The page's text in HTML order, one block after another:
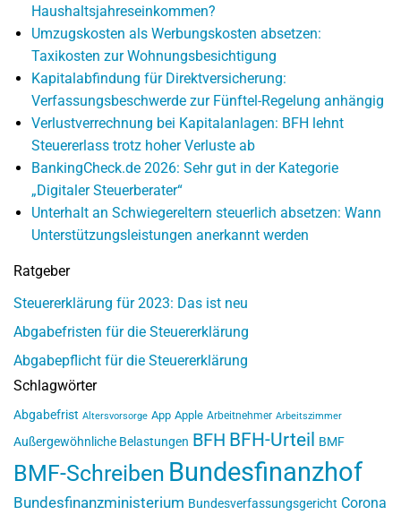
Haushaltsjahreseinkommen?
Umzugskosten als Werbungskosten absetzen:
Taxikosten zur Wohnungsbesichtigung
Kapitalabfindung für Direktversicherung:
Verfassungsbeschwerde zur Fünftel-Regelung anhängig
Verlustverrechnung bei Kapitalanlagen: BFH lehnt
Steuererlass trotz hoher Verluste ab
BankingCheck.de 2026: Sehr gut in der Kategorie
„Digitaler Steuerberater“
Unterhalt an Schwiegereltern steuerlich absetzen: Wann
Unterstützungsleistungen anerkannt werden
Ratgeber
Steuererklärung für 2023: Das ist neu
Abgabefristen für die Steuererklärung
Abgabepflicht für die Steuererklärung
Schlagwörter
Abgabefrist Altersvorsorge App Apple Arbeitnehmer Arbeitszimmer
Außergewöhnliche Belastungen BFH BFH-Urteil BMF
BMF-Schreiben Bundesfinanzhof
Bundesfinanzministerium Bundesverfassungsgericht Corona